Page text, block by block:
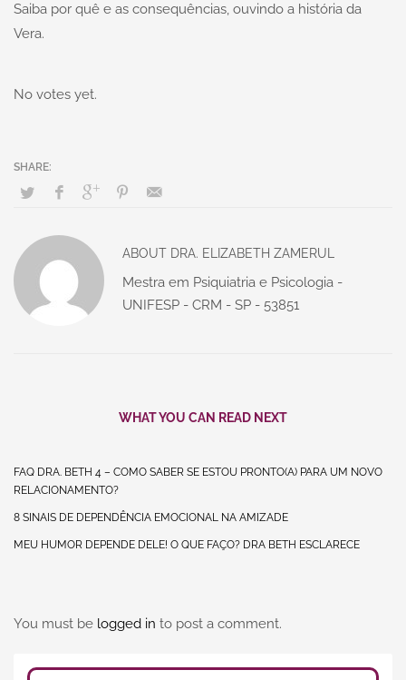
Saiba por quê e as consequências, ouvindo a história da
Vera.
No votes yet.
ABOUT DRA. ELIZABETH ZAMERUL
Mestra em Psiquiatria e Psicologia -
UNIFESP - CRM - SP - 53851
WHAT YOU CAN READ NEXT
FAQ DRA. BETH 4 – COMO SABER SE ESTOU PRONTO(A) PARA UM NOVO
RELACIONAMENTO?
8 SINAIS DE DEPENDÊNCIA EMOCIONAL NA AMIZADE
MEU HUMOR DEPENDE DELE! O QUE FAÇO? DRA BETH ESCLARECE
You must be logged in to post a comment.